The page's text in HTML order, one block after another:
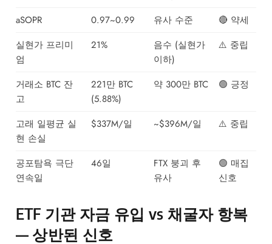
aSOPR 0.97~0.99 유사 수준
🔴 약세
실현가 프리미
엄
21%
음수 (실현가
이하)
⚠️ 중립
거래소 BTC 잔
고
221만 BTC
(5.88%)
약 300만 BTC 🟢 긍정
고래 일평균 실
현 손실
$337M/일 ~$396M/일 ⚠️ 중립
공포탐욕 극단
연속일
46일
FTX 붕괴 후
유사
🟢 매집
신호
ETF 기관 자금 유입 vs 채굴자 항복
— 상반된 신호